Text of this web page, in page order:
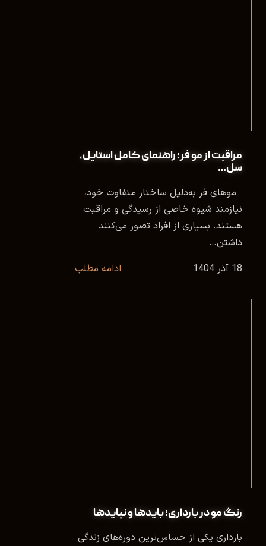
مراقبت از مو فر؛ راهنمای کامل استایل،
سل…
موهای فر به‌دلیل ساختار متفاوت خود،
نیازمند شیوه‌ خاصی از رسیدگی و مراقبت
هستند. بسیاری از افراد تصور می‌کنند
داشتن…
18 آذر 1404
ادامه مطلب
رنگ مو در بارداری؛ بایدها و نبایدها
بارداری یکی از حساس‌ترین دوره‌های زندگی